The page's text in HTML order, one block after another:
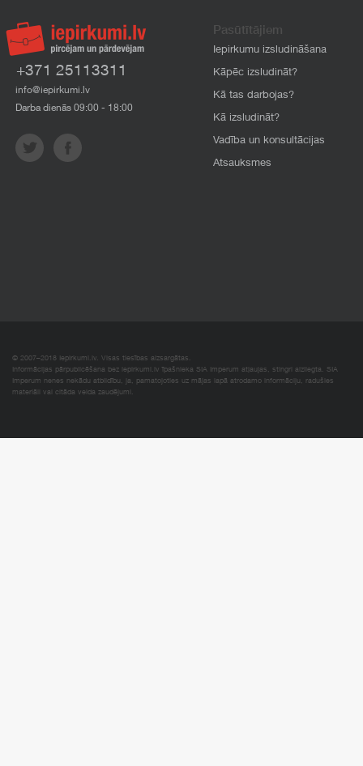
+371 25113311
info@iepirkumi.lv
Darba dienās 09:00 - 18:00
Pasūtītājiem
Iepirkumu izsludināšana
Kāpēc izsludināt?
Kā tas darbojas?
Kā izsludināt?
Vadība un konsultācijas
Atsauksmes
© 2007–2018 Iepirkumi.lv. Visas tiesības aizsargātas.
Informācijas pārpublicēšana bez iepirkumi.lv īpašnieka SIA Imperum atļaujas, stingri aizliegta. SIA
Imperum nenes nekādu atbildību, ja, pamatojoties uz mājas lapā atrodamo informāciju, radušies
materiāli vai citāda veida zaudējumi.